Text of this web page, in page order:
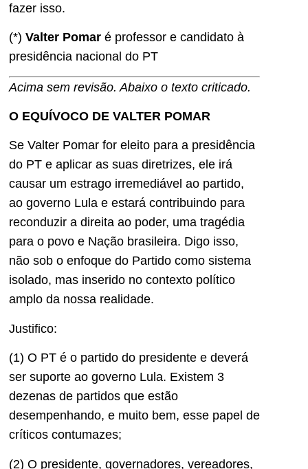
fazer isso.
(*) Valter Pomar é professor e candidato à
presidência nacional do PT
Acima sem revisão. Abaixo o texto criticado.
O EQUÍVOCO DE VALTER POMAR
Se Valter Pomar for eleito para a presidência
do PT e aplicar as suas diretrizes, ele irá
causar um estrago irremediável ao partido,
ao governo Lula e estará contribuindo para
reconduzir a direita ao poder, uma tragédia
para o povo e Nação brasileira. Digo isso,
não sob o enfoque do Partido como sistema
isolado, mas inserido no contexto político
amplo da nossa realidade.
Justifico:
(1) O PT é o partido do presidente e deverá
ser suporte ao governo Lula. Existem 3
dezenas de partidos que estão
desempenhando, e muito bem, esse papel de
críticos contumazes;
(2) O presidente, governadores, vereadores,